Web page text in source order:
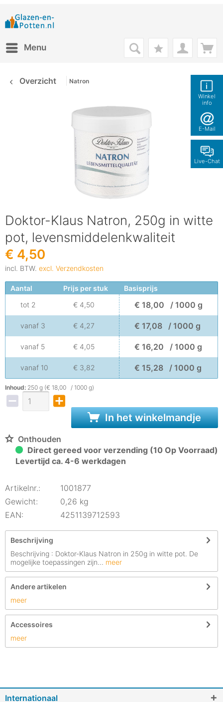
Winkel
info
E-Mail
Live-Chat
Menu
Overzicht Natron
Doktor-Klaus Natron, 250g in witte
pot, levensmiddelenkwaliteit
€ 4,50
incl. BTW. excl. Verzendkosten
Aantal Prijs per stuk
Basisprijs
tot 2 € 4,50 € 18,00 / 1000 g
vanaf 3 € 4,27 € 17,08 / 1000 g
vanaf 5 € 4,05 € 16,20 / 1000 g
vanaf 10 € 3,82 € 15,28 / 1000 g
Inhoud: 250 g (€ 18,00 / 1000 g)
In het winkelmandje
Onthouden
Direct gereed voor verzending (10 Op Voorraad)
Levertijd ca. 4-6 werkdagen
Artikelnr.:
1001877
Gewicht:
0,26 kg
EAN:
4251139712593
Beschrijving
Beschrijving : Doktor-Klaus Natron in 250g in witte pot. De
mogelijke toepassingen zijn... meer
Andere artikelen
meer
Accessoires
meer
Internationaal